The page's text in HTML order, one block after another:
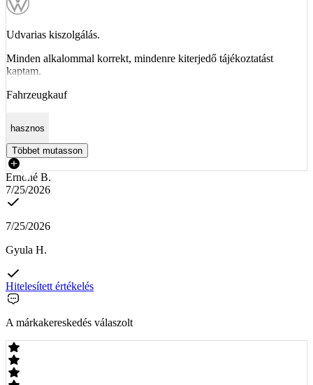
Udvarias kiszolgálás.
Minden alkalommal korrekt, mindenre kiterjedő tájékoztatást
kaptam.
Fahrzeugkauf
hasznos
Többet mutasson
Ernőné B.
7/25/2026
7/25/2026
Gyula H.
Hitelesített értékelés
A márkakereskedés válaszolt